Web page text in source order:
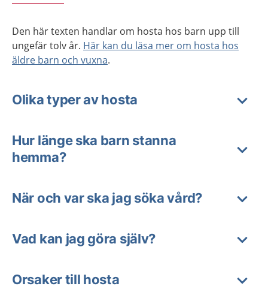
Den här texten handlar om hosta hos barn upp till
ungefär tolv år. Här kan du läsa mer om hosta hos
äldre barn och vuxna.
Olika typer av hosta
Hur länge ska barn stanna
hemma?
När och var ska jag söka vård?
Vad kan jag göra själv?
Orsaker till hosta